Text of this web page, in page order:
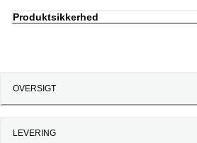
Produktsikkerhed
OVERSIGT
LEVERING